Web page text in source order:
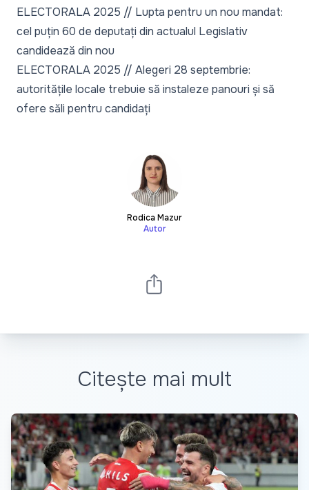
ELECTORALA 2025 // Lupta pentru un nou mandat:
cel puțin 60 de deputați din actualul Legislativ
candidează din nou
ELECTORALA 2025 // Alegeri 28 septembrie:
autoritățile locale trebuie să instaleze panouri și să
ofere săli pentru candidați
Rodica Mazur
Autor
Citește mai mult